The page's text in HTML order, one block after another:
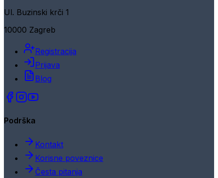
Ul. Buzinski krči 1
10000 Zagreb
Registracija
Prijava
Blog
Podrška
Kontakt
Korisne poveznice
Česta pitanja